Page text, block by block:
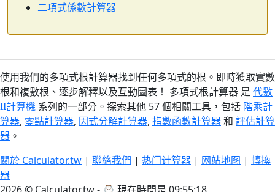
二項式係數計算器
使用我們的多項式根計算器找到任何多項式的根。即時獲取實數
根和複數根、逐步解釋以及互動圖表！ 多項式根計算器 是 代數
II計算機 系列的一部分。探索其他 57 個相關工具，包括 階乘計
算器, 零點計算器, 因式分解計算器, 指數函數計算器和 評估計算
器 。
關於 Calculator.tw | 聯絡我們 | 热门计算器 | 网站地图 | 轉換
器